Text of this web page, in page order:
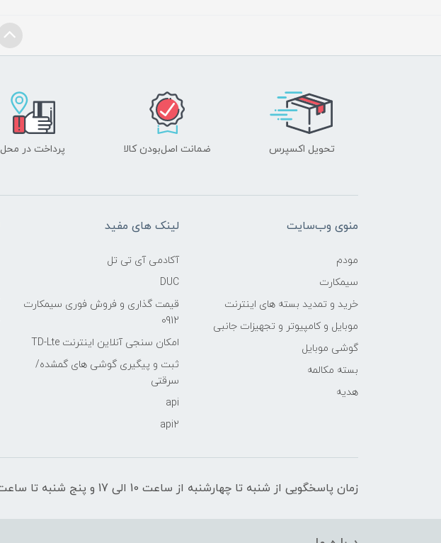
تحویل اکسپرس ضمانت اصل‌بودن کالا پرداخت در محل
منوی وب‌سایت
مودم
سیمکارت
خرید و تمدید بسته های اینترنت
موبایل و کامپیوتر و تجهیزات جانبی
گوشی موبایل
بسته مکالمه
هدیه
لینک های مفید
آکادمی آی تی تل
DUC
قیمت گذاری و فروش فوری سیمکارت
0912
امکان سنجی آنلاین اینترنت TD-Lte
ثبت و پیگیری گوشی های گمشده/
سرقتی
api
api2
زمان پاسخگویی از شنبه تا چهارشنبه از ساعت 10 الی 17 و پنج شنبه تا ساعت 13